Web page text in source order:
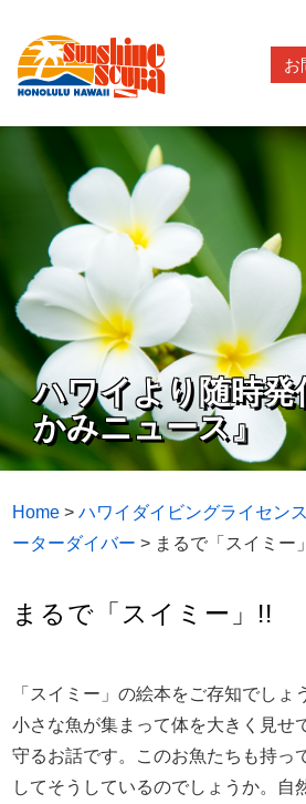
お
ハワイより随時発
かみニュース』
Home >ハワイダイビングライセンス
ーターダイバー > まるで「スイミー
まるで「スイミー」!!
「スイミー」の絵本をご存知でしょ
小さな魚が集まって体を大きく見せ
守るお話です。このお魚たちも持っ
してそうしているのでしょうか。自